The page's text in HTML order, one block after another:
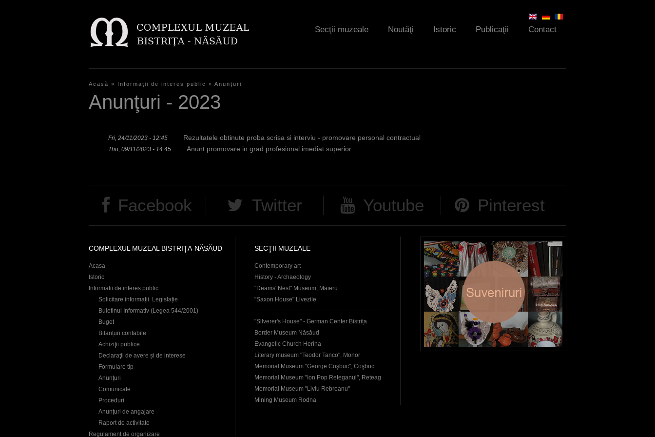
Secţii muzeale Noutăţi Istoric Publicaţii Contact
Y
r
e
Acasă » Informaţii de interes public » Anunţuri
Anunţuri - 2023
Fri, 24/11/2023 - 12:45 Rezultatele obtinute proba scrisa si interviu - promovare personal contractual
Thu, 09/11/2023 - 14:45 Anunt promovare in grad profesional imediat superior
Facebook Twitter Youtube Pinterest
COMPLEXUL MUZEAL BISTRIŢA-NĂSĂUD
Acasa
Istoric
Informatii de interes public
Solicitare informații. Legislație
Buletinul Informativ (Legea 544/2001)
Buget
Bilanțuri contabile
Achiziţii publice
Declaraţii de avere și de interese
Formulare tip
Anunţuri
Comunicate
Proceduri
Anunţuri de angajare
Raport de activitate
Regulament de organizare
SECŢII MUZEALE
Contemporary art
History - Archaeology
"Deams' Nest" Museum, Maieru
"Saxon House" Livezile
"Silverer's House" - German Center Bistrița
Border Museum Năsăud
Evangelic Church Herina
Literary museum "Teodor Tanco", Monor
Memorial Museum "George Coşbuc", Coşbuc
Memorial Museum "Ion Pop Reteganul", Reteag
Memorial Museum "Liviu Rebreanu"
Mining Museum Rodna